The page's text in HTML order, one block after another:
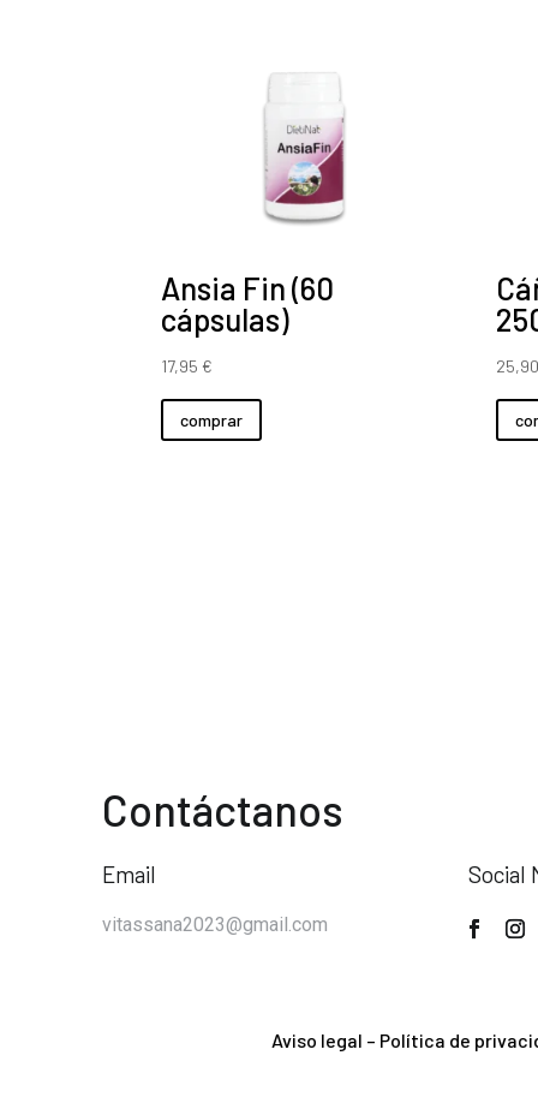
Ansia Fin (60
cápsulas)
17,95 €
comprar
Contáctanos
Email
vitassana2023@gmail.com
Social
Aviso legal – Política de